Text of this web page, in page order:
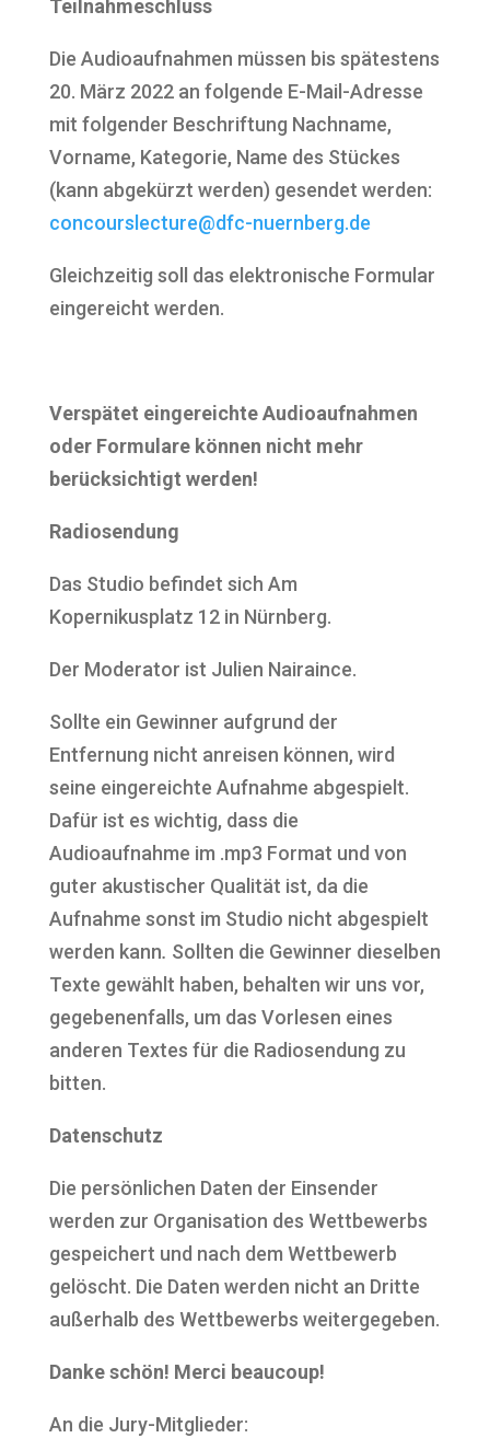
Tei lnahmeschluss
Die Audioaufnahmen müssen bis spätestens
20. März 2022 an folgende E-Mail-Adresse
mit folgender Beschriftung Nachname,
Vorname, Kategorie, Name des Stückes
(kann abgekürzt werden) gesendet werden:
concourslecture@dfc-nuernberg.de
Gleichzeitig soll das elektronische Formular
eingereicht werden.
Verspätet eingereichte Audioaufnahmen
oder Formulare können nicht mehr
berücksichtigt werden!
Radiosendung
Das Studio befindet sich Am
Kopernikusplatz 12 in Nürnberg.
Der Moderator ist Julien Nairaince.
Sollte ein Gewinner aufgrund der
Entfernung nicht anreisen können, wird
seine eingereichte Aufnahme abgespielt.
Dafür ist es wichtig, dass die
Audioaufnahme im .mp3 Format und von
guter akustischer Qualität ist, da die
Aufnahme sonst im Studio nicht abgespielt
werden kann. Sollten die Gewinner dieselben
Texte gewählt haben, behalten wir uns vor,
gegebenenfalls, um das Vorlesen eines
anderen Textes für die Radiosendung zu
bitten.
Datenschutz
Die persönlichen Daten der Einsender
werden zur Organisation des Wettbewerbs
gespeichert und nach dem Wettbewerb
gelöscht. Die Daten werden nicht an Dritte
außerhalb des Wettbewerbs weitergegeben.
Danke schön! Merci beaucoup!
An die Jury-Mitglieder: